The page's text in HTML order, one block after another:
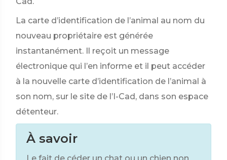
La carte d’identification de l’animal au nom du
nouveau propriétaire est générée
instantanément. Il reçoit un message
électronique qui l’en informe et il peut accéder
à la nouvelle carte d’identification de l’animal à
son nom, sur le site de l’I-Cad, dans son espace
détenteur.
À savoir